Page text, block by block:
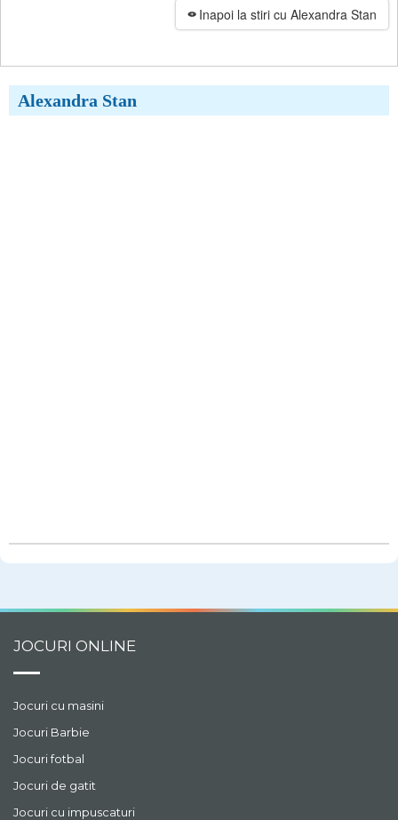
Alexandra Stan
Inapoi la stiri cu Alexandra Stan
JOCURI ONLINE
Jocuri cu masini
Jocuri Barbie
Jocuri fotbal
Jocuri de gatit
Jocuri cu impuscaturi